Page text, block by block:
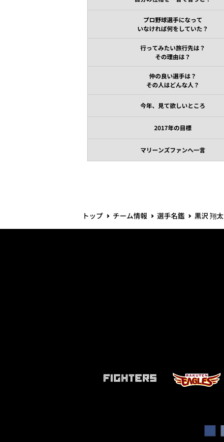
プロ野球選手になって
いなければ何をしていた？
行ってみたい旅行先は？
その理由は？
仲の良い選手は？
その人はどんな人？
今年、見て欲しいところ
2017年の目標
マリーンズファンへ一言
トップ チーム情報 選手名鑑 黒沢 翔太